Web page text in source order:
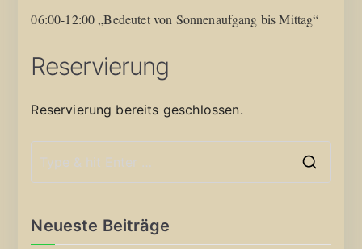
06:00-12:00 „Bedeutet von Sonnenaufgang bis Mittag“
Reservierung
Reservierung bereits geschlossen.
Neueste Beiträge